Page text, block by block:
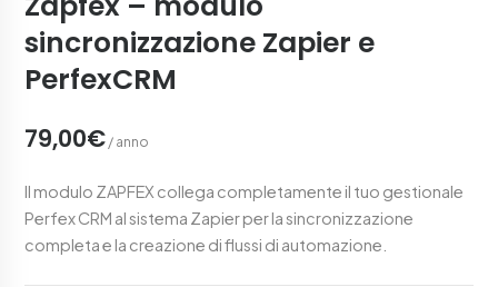
sincronizzazione Zapier e
PerfexCRM
79,00€ / anno
Il modulo ZAPFEX collega completamente il tuo gestionale
Perfex CRM al sistema Zapier per la sincronizzazione
completa e la creazione di flussi di automazione.